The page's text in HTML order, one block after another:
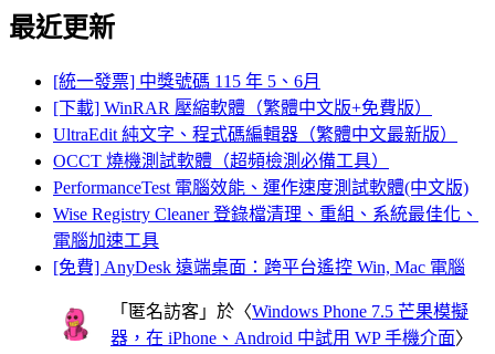
最近更新
[統一發票] 中獎號碼 115 年 5、6月
[下載] WinRAR 壓縮軟體（繁體中文版+免費版）
UltraEdit 純文字、程式碼編輯器（繁體中文最新版）
OCCT 燒機測試軟體（超頻檢測必備工具）
PerformanceTest 電腦效能、運作速度測試軟體(中文版)
Wise Registry Cleaner 登錄檔清理、重組、系統最佳化、
電腦加速工具
[免費] AnyDesk 遠端桌面：跨平台遙控 Win, Mac 電腦
「 匿名訪客 」於〈Windows Phone 7.5 芒果模擬
器，在 iPhone、Android 中試用 WP 手機介面〉